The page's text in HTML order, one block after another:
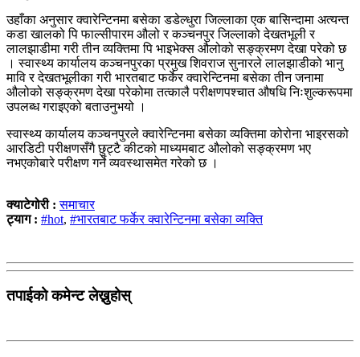
उहाँका अनुसार क्वारेन्टिनमा बसेका डडेल्धुरा जिल्लाका एक बासिन्दामा अत्यन्त
कडा खालको पि फाल्सीपारम औलो र कञ्चनपुर जिल्लाको देखतभूली र
लालझाडीमा गरी तीन व्यक्तिमा पि भाइभेक्स औलोको सङ्क्रमण देखा परेको छ
। स्वास्थ्य कार्यालय कञ्चनपुरका प्रमुख शिवराज सुनारले लालझाडीको भानु
मावि र देखतभूलीका गरी भारतबाट फर्केर क्वारेन्टिनमा बसेका तीन जनामा
औलोको सङ्क्रमण देखा परेकोमा तत्कालै परीक्षणपश्चात औषधि निःशुल्करूपमा
उपलब्ध गराइएको बताउनुभयो ।
स्वास्थ्य कार्यालय कञ्चनपुरले क्वारेन्टिनमा बसेका व्यक्तिमा कोरोना भाइरसको
आरडिटी परीक्षणसँगै छुट्टै कीटको माध्यमबाट औलोको सङ्क्रमण भए
नभएकोबारे परीक्षण गर्ने व्यवस्थासमेत गरेको छ ।
क्याटेगोरी :समाचार
ट्याग : #hot, #भारतबाट फर्केर क्वारेन्टिनमा बसेका व्यक्ति
तपाईको कमेन्ट लेख्नुहोस्